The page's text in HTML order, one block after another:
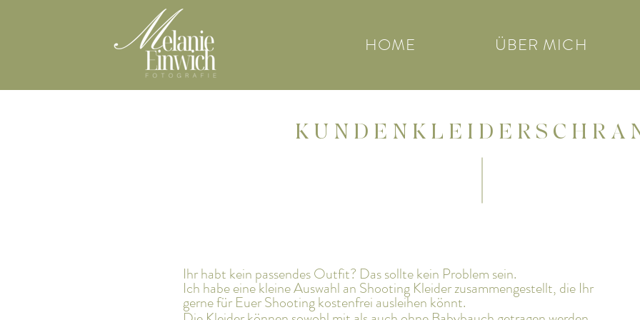
HOME ÜBER MICH
K U N D E N K L E I D E R S C H R A
Ihr habt kein passendes Outfit? Das sollte kein Problem sein.
Ich habe eine kleine Auswahl an Shooting Kleider zusammengestellt, die Ihr
gerne für Euer Shooting kostenfrei ausleihen könnt.